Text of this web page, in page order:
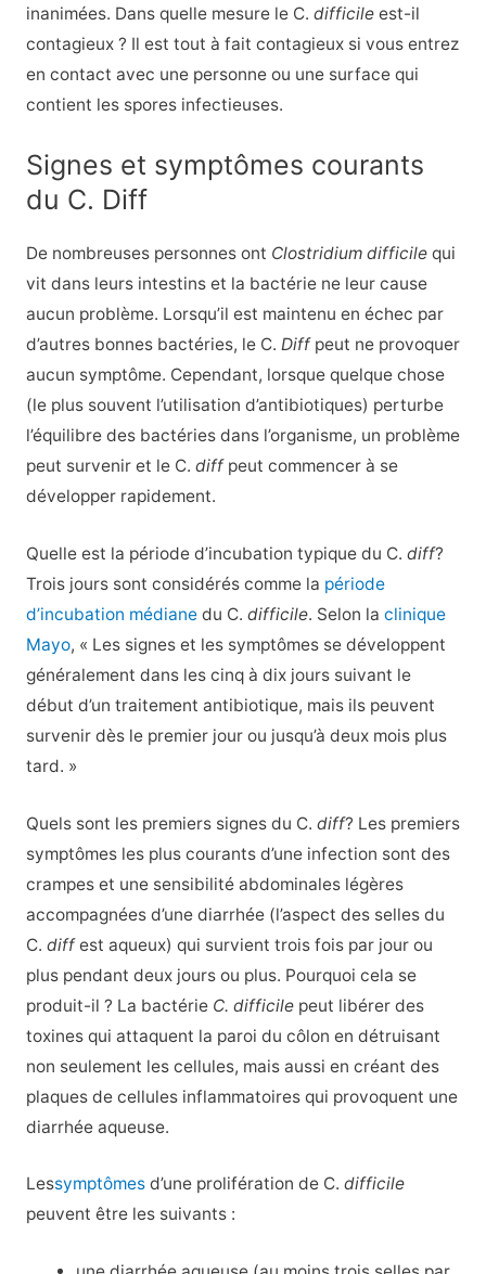
inanimées. Dans quelle mesure le C. difficileest-il
contagieux ? Il est tout à fait contagieux si vous entrez
en contact avec une personne ou une surface qui
contient les spores infectieuses.
Signes et symptômes courants
du C. Diff
De nombreuses personnes ont Clostridium difficilequi
vit dans leurs intestins et la bactérie ne leur cause
aucun problème. Lorsqu’il est maintenu en échec par
d’autres bonnes bactéries, le C. Diffpeut ne provoquer
aucun symptôme. Cependant, lorsque quelque chose
(le plus souvent l’utilisation d’antibiotiques) perturbe
l’équilibre des bactéries dans l’organisme, un problème
peut survenir et le C. diffpeut commencer à se
développer rapidement.
Quelle est la période d’incubation typique du C. diff?
Trois jours sont considérés comme la période
d’incubation médianedu C. difficile. Selon la clinique
Mayo, « Les signes et les symptômes se développent
généralement dans les cinq à dix jours suivant le
début d’un traitement antibiotique, mais ils peuvent
survenir dès le premier jour ou jusqu’à deux mois plus
tard. »
Quels sont les premiers signes du C. diff? Les premiers
symptômes les plus courants d’une infection sont des
crampes et une sensibilité abdominales légères
accompagnées d’une diarrhée (l’aspect des selles du
C. diffest aqueux) qui survient trois fois par jour ou
plus pendant deux jours ou plus. Pourquoi cela se
produit-il ? La bactérie C. difficilepeut libérer des
toxines qui attaquent la paroi du côlon en détruisant
non seulement les cellules, mais aussi en créant des
plaques de cellules inflammatoires qui provoquent une
diarrhée aqueuse.
Lessymptômesd’une prolifération de C. difficile
peuvent être les suivants :